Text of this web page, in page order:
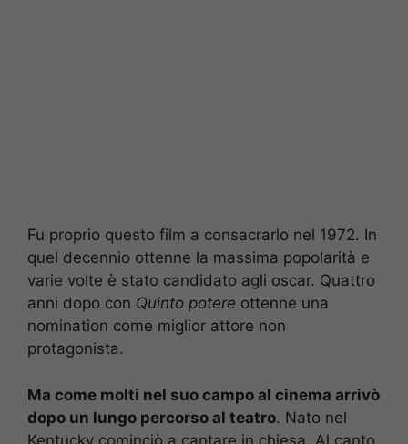
Fu proprio questo film a consacrarlo nel 1972. In
quel decennio ottenne la massima popolarità e
varie volte è stato candidato agli oscar. Quattro
anni dopo con Quinto potere ottenne una
nomination come miglior attore non
protagonista.
Ma come molti nel suo campo al cinema arrivò
dopo un lungo percorso al teatro. Nato nel
Kentucky cominciò a cantare in chiesa. Al canto